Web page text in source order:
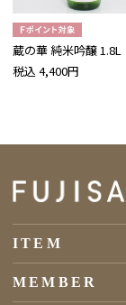
蔵の華 純米吟醸 1.8L
税込 4,400円
ITEM
MEMBER